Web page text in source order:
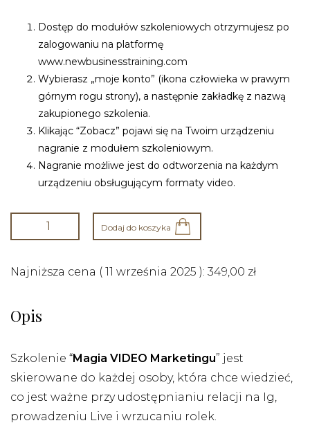
Dostęp do modułów szkoleniowych otrzymujesz po
zalogowaniu na platformę
www.newbusinesstraining.com
Wybierasz „moje konto” (ikona człowieka w prawym
górnym rogu strony), a następnie zakładkę z nazwą
zakupionego szkolenia.
Klikając “Zobacz” pojawi się na Twoim urządzeniu
nagranie z modułem szkoleniowym.
Nagranie możliwe jest do odtworzenia na każdym
urządzeniu obsługującym formaty video.
Dodaj do koszyka
Najniższa cena ( 11 września 2025 ): 349,00 zł
Opis
Szkolenie “Magia VIDEO Marketingu” jest
skierowane do każdej osoby, która chce wiedzieć,
co jest ważne przy udostępnianiu relacji na Ig,
prowadzeniu Live i wrzucaniu rolek.